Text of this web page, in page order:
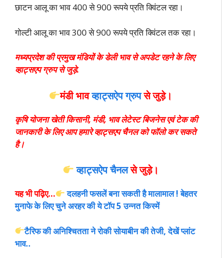
छाटन आलू का भाव 400 से 900 रूपये प्रति क्विंटल रहा।
गोल्टी आलू का भाव 300 से 900 रूपये प्रति क्विंटल तक रहा।
मध्यप्रदेश की प्रमुख मंडियों के डेली भाव से अपडेट रहने के लिए
व्हाट्सएप ग्रुप से जुड़े.
मंडी भावव्हाट्सऐप ग्रुपसेजुड़े।
कृषि योजना खेती किसानी, मंडी, भाव लेटेस्ट बिजनेस एवं टेक की
जानकारी के लिए आप हमारे व्हाट्सएप चैनल को फॉलो कर सकते
है।
व्हाट्सऐप चैनलसे जुड़े।
यह भी पढ़िए…
दलहनी फसलें बना सकती है मालामाल ! बेहतर
मुनाफे के लिए चुने अरहर की ये टॉप 5 उन्नत किस्में
टैरिफ की अनिश्चितता ने रोकी सोयाबीन की तेजी, देखें प्लांट
भाव..